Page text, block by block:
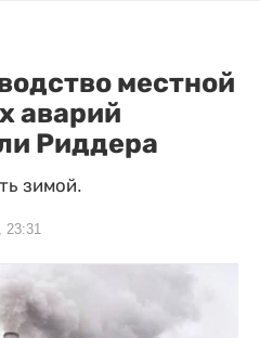
местной
аварий
Риддера
зимой.
23:31